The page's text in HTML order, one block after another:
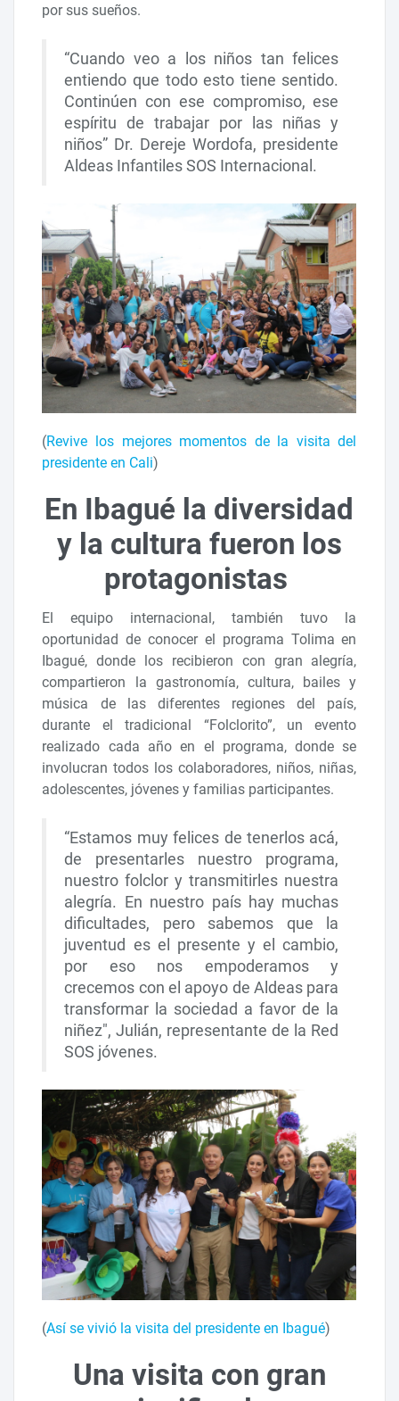
por sus sueños.
“Cuando veo a los niños tan felices
entiendo que todo esto tiene sentido.
Continúen con ese compromiso, ese
espíritu de trabajar por las niñas y
niños” Dr. Dereje Wordofa, presidente
Aldeas Infantiles SOS Internacional.
(Revive los mejores momentos de la visita del
presidente en Cali)
En Ibagué la diversidad
y la cultura fueron los
protagonistas
El equipo internacional, también tuvo la
oportunidad de conocer el programa Tolima en
Ibagué, donde los recibieron con gran alegría,
compartieron la gastronomía, cultura, bailes y
música de las diferentes regiones del país,
durante el tradicional “Folclorito”, un evento
realizado cada año en el programa, donde se
involucran todos los colaboradores, niños, niñas,
adolescentes, jóvenes y familias participantes.
“Estamos muy felices de tenerlos acá,
de presentarles nuestro programa,
nuestro folclor y transmitirles nuestra
alegría. En nuestro país hay muchas
dificultades, pero sabemos que la
juventud es el presente y el cambio,
por eso nos empoderamos y
crecemos con el apoyo de Aldeas para
transformar la sociedad a favor de la
niñez", Julián, representante de la Red
SOS jóvenes.
(Así se vivió la visita del presidente en Ibagué)
Una visita con gran